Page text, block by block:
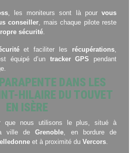
, les moniteurs sont là pourvous
conseiller, mais chaque pilote reste
sécurité.
et faciliter les récupérations,
équipé d’un tracker GPS pendant
DANS LES
HILAIRE DU TOUVET
EN ISÈRE
que nous utilisons le plus, situé à
ville deGrenoble, en bordure de
et à proximité du Vercors.